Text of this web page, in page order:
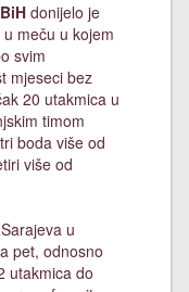
donijelo je
u meču u kojem
svim
mjeseci bez
20 utakmica u
timom
boda više od
više od
u
pet, odnosno
utakmica do